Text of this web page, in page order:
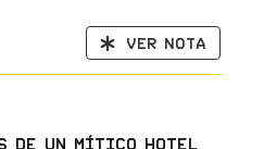
Ver nota
de un mítico hotel